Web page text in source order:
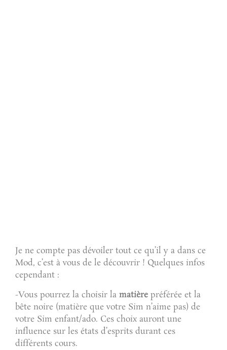
Je ne compte pas dévoiler tout ce qu’il y a dans ce
Mod, c’est à vous de le découvrir ! Quelques infos
cependant :
-Vous pourrez la choisir la matière préférée et la
bête noire (matière que votre Sim n’aime pas) de
votre Sim enfant/ado. Ces choix auront une
influence sur les états d’esprits durant ces
différents cours.